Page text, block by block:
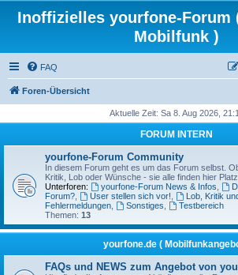
Inoffizielles yourfone-Forum
Mobilfunk )
FAQ
Foren-Übersicht
Aktuelle Zeit: Sa 8. Aug 2026,
FORUM INTERN
yourfone-Forum Community
In diesem Forum geht es um das Forum selbst.
Kritik, Lob oder Wünsche - sie alle finden hier Platz.
Unterforen:
yourfone-Forum News & Infos
Forum?
User stellen sich vor! Lob, Kritik
Fehlermeldungen
Sonstiges
Testbereich
Themen: 13
yourfone.de (
FAQs und NEWS zum Angebot von